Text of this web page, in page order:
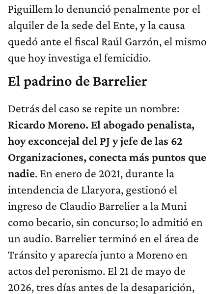
Piguillem lo denunció penalmente por el
alquiler de la sede del Ente, y la causa
quedó ante el fiscal Raúl Garzón, el mismo
que hoy investiga el femicidio.
El padrino de Barrelier
Detrás del caso se repite un nombre:
Ricardo Moreno. El abogado penalista,
hoy exconcejal del PJ y jefe de las 62
Organizaciones, conecta más puntos que
nadie. En enero de 2021, durante la
intendencia de Llaryora, gestionó el
ingreso de Claudio Barrelier a la Muni
como becario, sin concurso; lo admitió en
un audio. Barrelier terminó en el área de
Tránsito y aparecía junto a Moreno en
actos del peronismo. El 21 de mayo de
2026, tres días antes de la desaparición,